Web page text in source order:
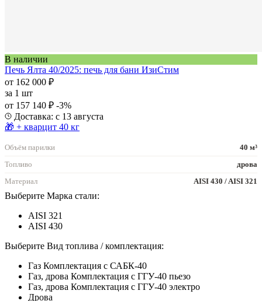
В наличии
Печь Ялта 40/2025: печь для бани ИзиСтим
от 162 000 ₽
за 1 шт
от 157 140 ₽ -3%
Доставка: с 13 августа
🎁 + кварцит 40 кг
Объём парилки
40 м³
Топливо
дрова
Материал
AISI 430 / AISI 321
Выберите Марка стали:
AISI 321
AISI 430
Выберите Вид топлива / комплектация:
Газ Комплектация с САБК-40
Газ, дрова Комплектация с ГГУ-40 пьезо
Газ, дрова Комплектация с ГГУ-40 электро
Дрова